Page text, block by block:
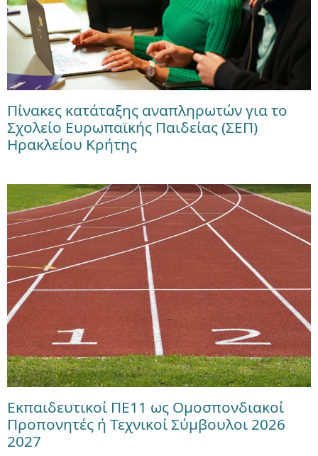
Πίνακες κατάταξης αναπληρωτών για το
Σχολείο Ευρωπαϊκής Παιδείας (ΣΕΠ)
Ηρακλείου Κρήτης
Εκπαιδευτικοί ΠΕ11 ως Ομοσπονδιακοί
Προπονητές ή Τεχνικοί Σύμβουλοι 2026
2027